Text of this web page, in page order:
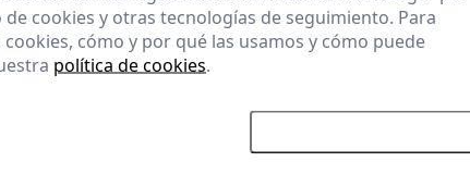
cookies y otras tecnologías de seguimiento. Para
cómo y por qué las usamos y cómo puede
política de cookies.